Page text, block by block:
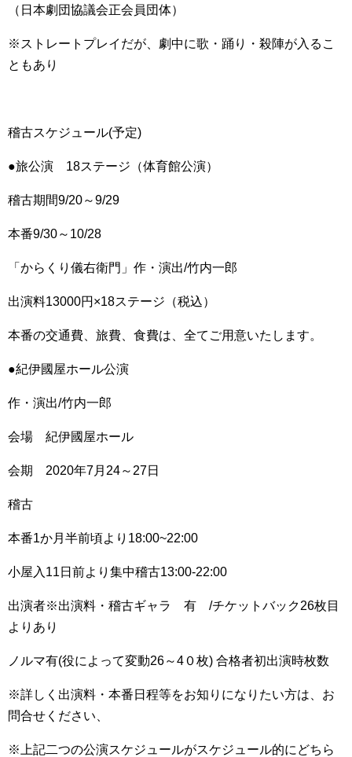
（日本劇団協議会正会員団体）
※ストレートプレイだが、劇中に歌・踊り・殺陣が入るこ
ともあり
稽古スケジュール(予定)
●旅公演 18ステージ（体育館公演）
稽古期間9/20～9/29
本番9/30～10/28
「からくり儀右衛門」作・演出/竹内一郎
出演料13000円×18ステージ（税込）
本番の交通費、旅費、食費は、全てご用意いたします。
●紀伊國屋ホール公演
作・演出/竹内一郎
会場 紀伊國屋ホール
会期 2020年7月24～27日
稽古
本番1か月半前頃より18:00~22:00
小屋入11日前より集中稽古13:00-22:00
出演者※出演料・稽古ギャラ 有 /チケットバック26枚目
よりあり
ノルマ有(役によって変動26～4０枚) 合格者初出演時枚数
※詳しく出演料・本番日程等をお知りになりたい方は、お
問合せください、
※上記二つの公演スケジュールがスケジュール的にどちら